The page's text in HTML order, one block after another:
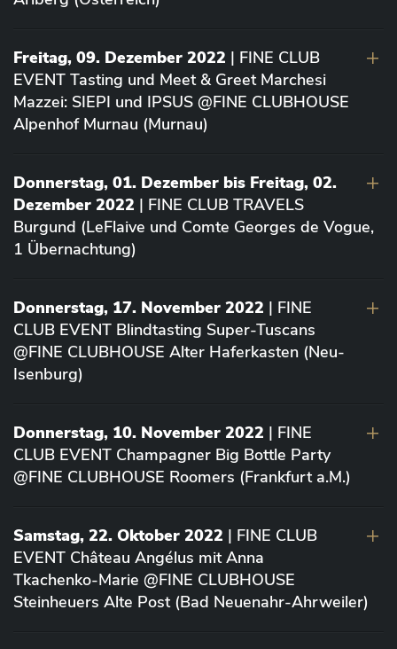
Freitag, 09. Dezember 2022 | FINE CLUB
EVENT Tasting und Meet & Greet Marchesi
Mazzei: SIEPI und IPSUS @FINE CLUBHOUSE
Alpenhof Murnau (Murnau)
Donnerstag, 01. Dezember bis Freitag, 02.
Dezember 2022 | FINE CLUB TRAVELS
Burgund (LeFlaive und Comte Georges de Vogue,
1 Übernachtung)
Donnerstag, 17. November 2022 | FINE
CLUB EVENT Blindtasting Super-Tuscans
@FINE CLUBHOUSE Alter Haferkasten (Neu-
Isenburg)
Donnerstag, 10. November 2022 | FINE
CLUB EVENT Champagner Big Bottle Party
@FINE CLUBHOUSE Roomers (Frankfurt a.M.)
Samstag, 22. Oktober 2022 | FINE CLUB
EVENT Château Angélus mit Anna
Tkachenko-Marie @FINE CLUBHOUSE
Steinheuers Alte Post (Bad Neuenahr-Ahrweiler)